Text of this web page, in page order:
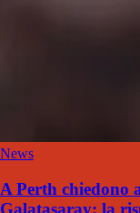
News
A Perth chiedono
Galatasaray: la